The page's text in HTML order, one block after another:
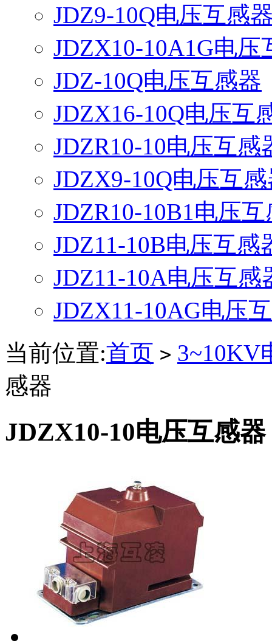
JDZ9-10Q电压互感
JDZX10-10A1G电压
JDZ-10Q电压互感器
JDZX16-10Q电压互
JDZR10-10电压互感
JDZX9-10Q电压互
JDZR10-10B1电压
JDZ11-10B电压互感
JDZ11-10A电压互感
JDZX11-10AG电压
当前位置:首页 > 3~10KV
感器
JDZX10-10电压互感器